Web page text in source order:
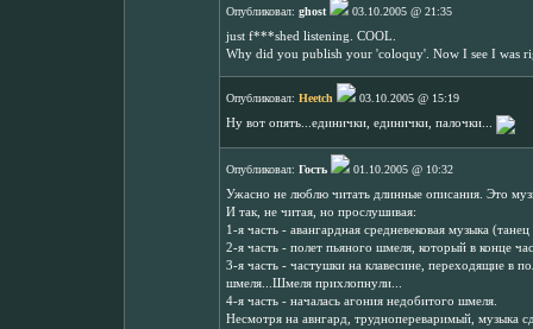
Опубликовал: ghost
03.10.2005 @ 21:35
just f***shed listening. COOL.
Why did you publish your 'coloquy'. Now I see I was
Опубликовал: Heetch
03.10.2005 @ 15:19
Ну вот опять...единички, единички, палочки...
Опубликовал: Гость
01.10.2005 @ 10:32
Ужасно не люблю читать длинные описания. Это
И так, не читая, но прослушивая:
1-я часть - авангардная средневековая музыка
2-я часть - полет пьяного шмеля, который в конце
3-я часть - частушки на клавесине, переходящие в
шмеля...Шмеля прихлопнули...
4-я часть - началась агония недобитого шмеля.
Несмотря на авнгард, труднопереваримый, музыка